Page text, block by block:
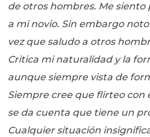
de otros hombres. Me
a mi novio. Sin embargo
vez que saludo a otros
Critica mi naturalidad y la
aunque siempre vista de
Siempre cree que flirteo con
se da cuenta que tiene un
Cualquier situación